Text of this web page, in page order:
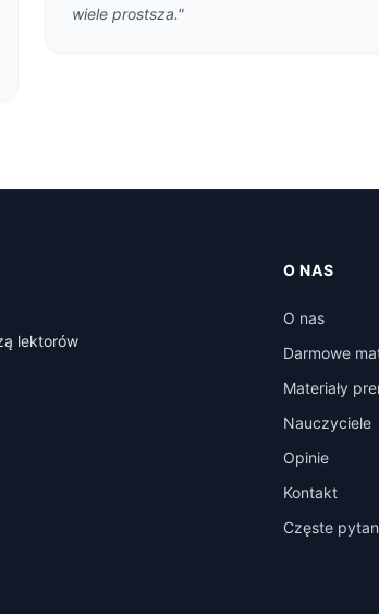
wiele prostsza."
lektorów
O NAS
O nas
Darmowe
Materiały
Nauczyciele
Opinie
Kontakt
Częste